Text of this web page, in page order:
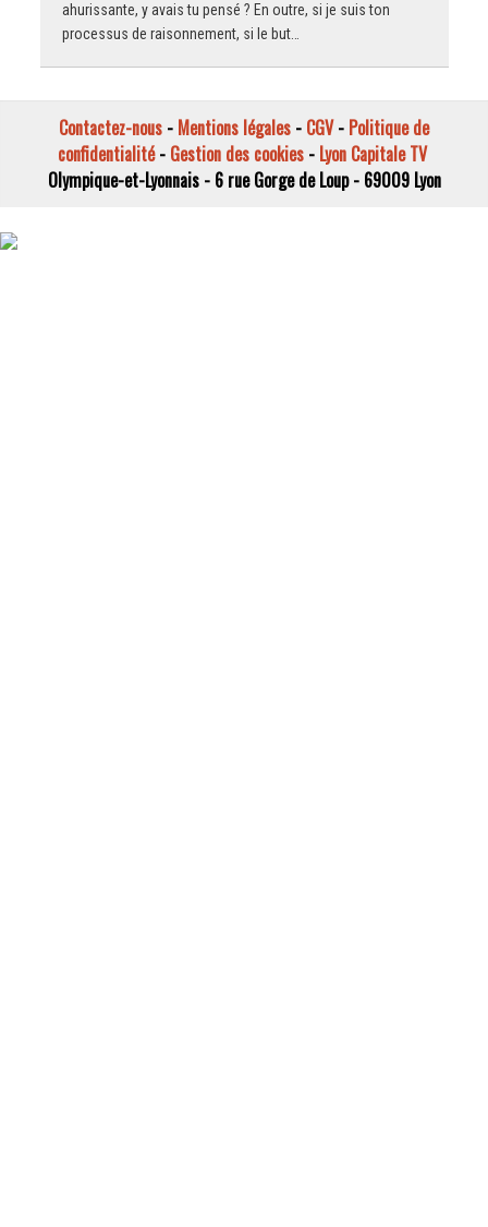
ahurissante, y avais tu pensé ? En outre, si je suis ton
processus de raisonnement, si le but…
Contactez-nous - Mentions légales - CGV- Politique de
confidentialité- Gestion des cookies- Lyon Capitale TV
Olympique-et-Lyonnais - 6 rue Gorge de Loup - 69009 Lyon